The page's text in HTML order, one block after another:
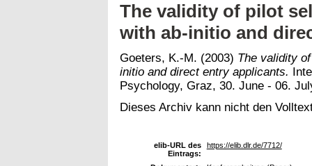
The validity of pilot
with ab-initio and
Goeters, K.-M. (2003) The validity
initio and direct entry applicants.
Psychology, Graz, 30. June - 06.
Dieses Archiv kann nicht den
elib-URL des
Eintrags:
https://elib.dlr.de/7712/